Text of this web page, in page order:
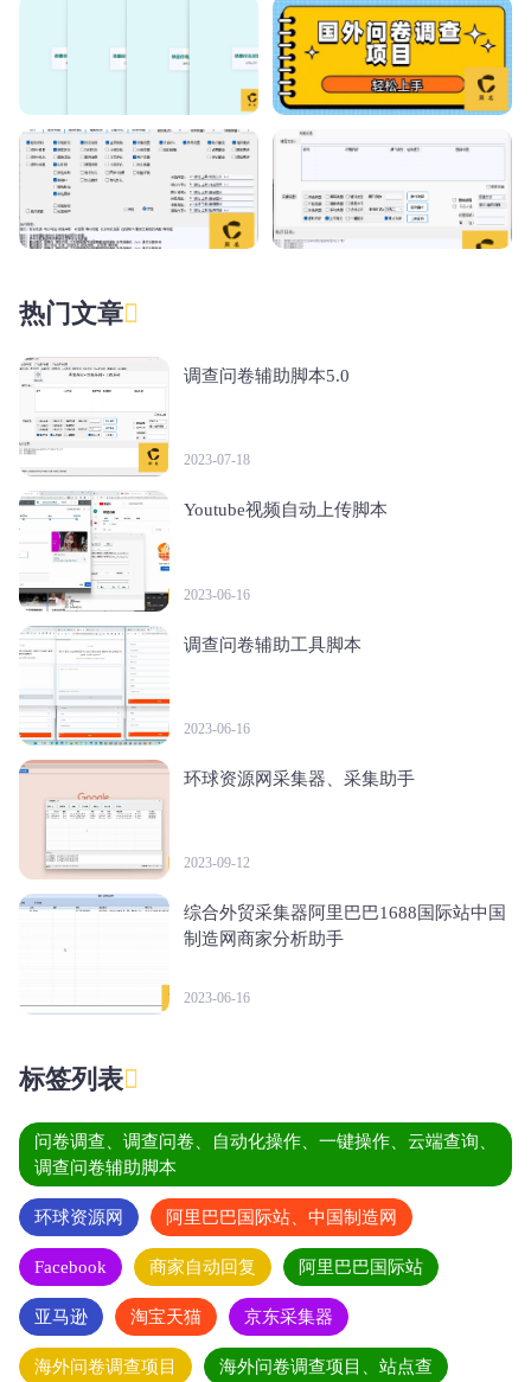
热门文章
调查问卷辅助脚本5.0
2023-07-18
Youtube视频自动上传脚本
2023-06-16
调查问卷辅助工具脚本
2023-06-16
环球资源网采集器、采集助手
2023-09-12
综合外贸采集器阿里巴巴1688国际站中国
制造网商家分析助手
2023-06-16
标签列表
问卷调查、调查问卷、自动化操作、一键操作、云端查询、
调查问卷辅助脚本
环球资源网 阿里巴巴国际站、中国制造网
Facebook 商家自动回复 阿里巴巴国际站
亚马逊 淘宝天猫 京东采集器
海外问卷调查项目 海外问卷调查项目、站点查